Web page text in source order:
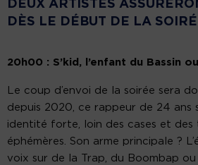
DEUX ARTISTES
DÈS LE DÉBUT DE LA
20h00 : S’kid, l’enfant du Bassin
Le coup d’envoi de la soirée sera
depuis 2020, ce rappeur de 24 ans
identité forte, loin des cases et des
éphémères. Son arme principale ?
voix sur de la Trap, du Boombap ou